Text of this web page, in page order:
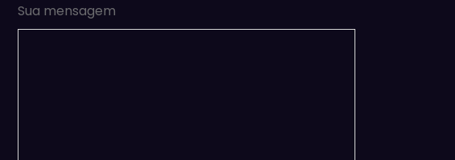
Sua mensagem